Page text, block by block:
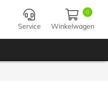
Winkelwagen
0
Service